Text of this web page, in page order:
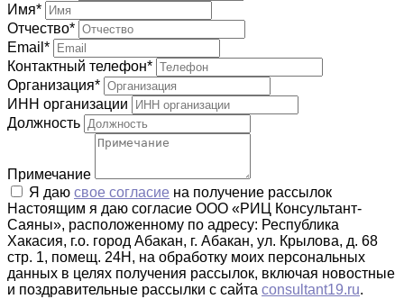
Имя*
Отчество*
Email *
Контактный телефон*
Организация*
ИНН организации
Должность
Примечание
Я даю свое согласие на получение рассылок
Настоящим я даю согласие ООО «РИЦ Консультант-
Саяны», расположенному по адресу: Республика
Хакасия, г.о. город Абакан, г. Абакан, ул. Крылова, д. 68
стр. 1, помещ. 24Н, на обработку моих персональных
данных в целях получения рассылок, включая новостные
и поздравительные рассылки с сайта consultant19.ru.